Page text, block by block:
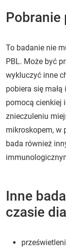
Pobranie
To badanie nie
PBL. Może być
wykluczyć inne
pobiera się
pomocą cienkiej
znieczuleniu
mikroskopem, w
bada również
Inne
czasie